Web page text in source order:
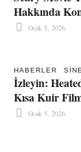
Hakkında
Ocak 5, 2026
HABERLER
İzleyin:
Kısa Kuir
Ocak 5, 2026